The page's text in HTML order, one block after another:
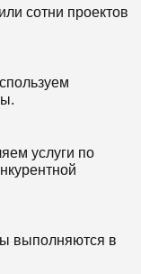
сотни проектов
услуги по
выполняются в